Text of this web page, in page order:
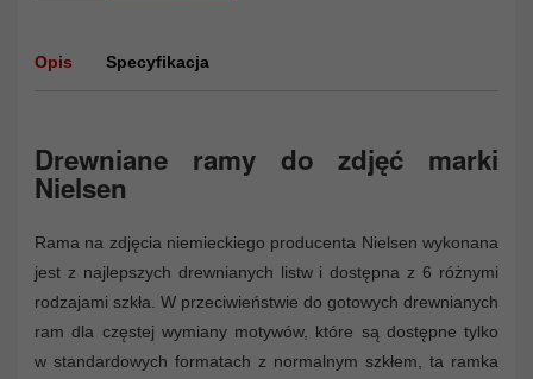
Opis Specyfikacja
Drewniane ramy do zdjęć marki
Nielsen
Rama na zdjęcia niemieckiego producenta Nielsen wykonana
jest z najlepszych drewnianych listw i dostępna z 6 różnymi
rodzajami szkła. W przeciwieństwie do gotowych drewnianych
ram dla częstej wymiany motywów, które są dostępne tylko
w standardowych formatach z normalnym szkłem, ta ramka